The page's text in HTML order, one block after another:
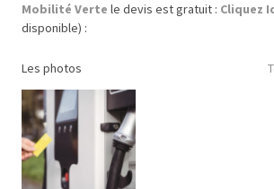
Mobilité Verte le devis est gratuit : Cliquez
disponible) :
Les photos